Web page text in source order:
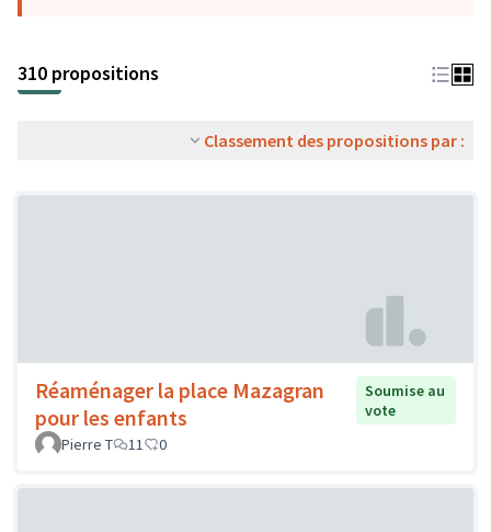
310 propositions
Classement des propositions par :
Réaménager la place Mazagran
pour les enfants
Soumise au
vote
Pierre T
11 0